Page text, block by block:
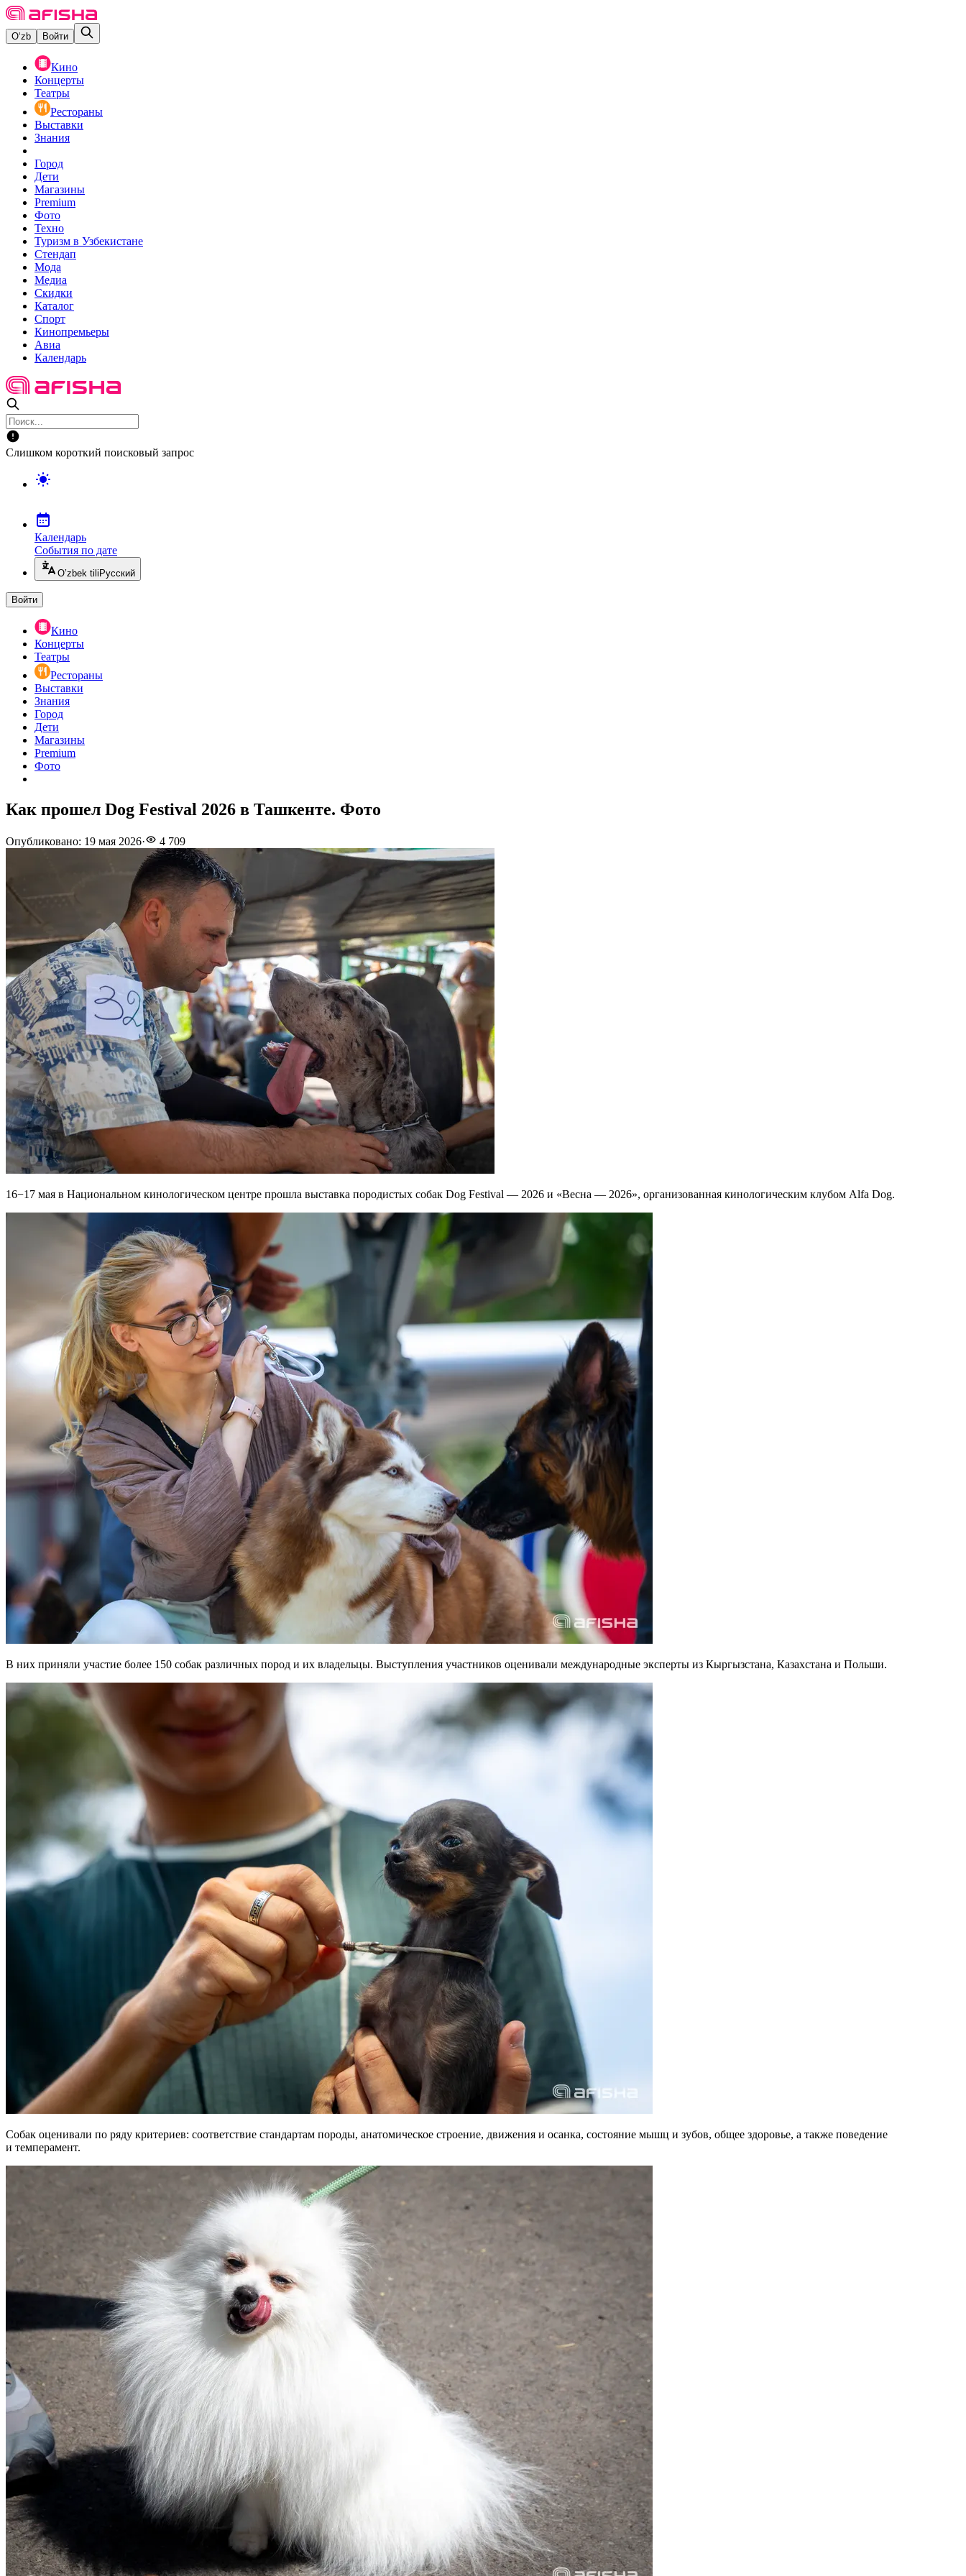
O‘zb Войти
Кино
Концерты
Театры
Рестораны
Выставки
Знания
Город
Дети
Магазины
Premium
Фото
Техно
Туризм в Узбекистане
Стендап
Мода
Медиа
Скидки
Каталог
Спорт
Кинопремьеры
Авиа
Календарь
Слишком короткий поисковый запрос
Календарь
События по дате
O’zbek tili Русский
Войти
Кино
Концерты
Театры
Рестораны
Выставки
Знания
Город
Дети
Магазины
Premium
Фото
Как прошел Dog Festival 2026 в Ташкенте. Фото
Опубликовано: 19 мая 2026· 4 709
16−17 мая в Национальном кинологическом центре прошла выставка породистых собак Dog Festival — 2026 и «Весна — 2026», организованная кинологическим клубом Alfa Dog.
В них приняли участие более 150 собак различных пород и их владельцы. Выступления участников оценивали международные эксперты из Кыргызстана, Казахстана и Польши.
Собак оценивали по ряду критериев: соответствие стандартам породы, анатомическое строение, движения и осанка, состояние мышц и зубов, общее здоровье, а также поведение
и темперамент.